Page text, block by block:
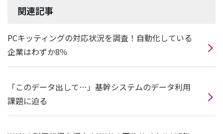
関連記事
PCキッティングの対応状況を調査！自動化している
企業はわずか8％
「このデータ出して…」基幹システムのデータ利用
課題に迫る